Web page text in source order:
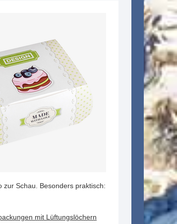
Schau. Besonders praktisch:
mit Lüftungslöchern